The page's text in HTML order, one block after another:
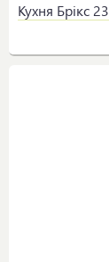
Кухня Брікс 23